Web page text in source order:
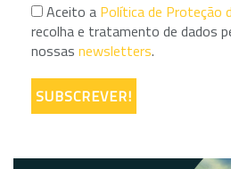
Aceito a Política de Proteção
recolha e tratamento de dados
nossas newsletters.